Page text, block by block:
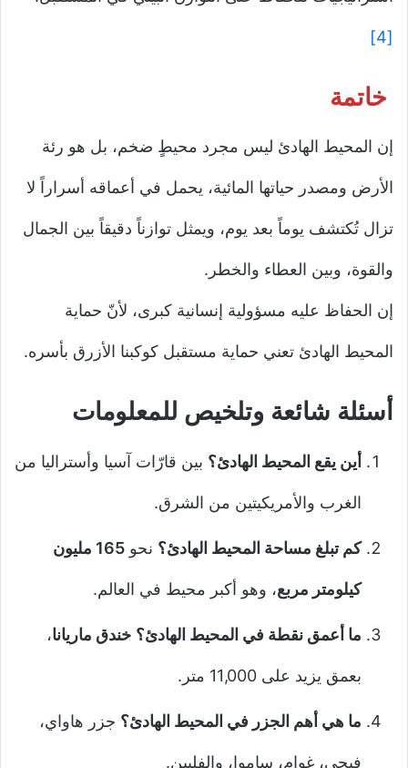
[4]
خاتمة
إن المحيط الهادئ ليس مجرد محيطٍ ضخم، بل هو رئة
الأرض ومصدر حياتها المائية، يحمل في أعماقه أسراراً لا
تزال تُكتشف يوماً بعد يوم، ويمثل توازناً دقيقاً بين الجمال
والقوة، وبين العطاء والخطر.
إن الحفاظ عليه مسؤولية إنسانية كبرى، لأنّ حماية
المحيط الهادئ تعني حماية مستقبل كوكبنا الأزرق بأسره.
أسئلة شائعة وتلخيص للمعلومات
أين يقع المحيط الهادئ؟ بين قارّات آسيا وأستراليا من
الغرب والأمريكيتين من الشرق.
كم تبلغ مساحة المحيط الهادئ؟ نحو 165 مليون
كيلومتر مربع، وهو أكبر محيط في العالم.
ما أعمق نقطة في المحيط الهادئ؟ خندق ماريانا،
بعمق يزيد على 11,000 متر.
ما هي أهم الجزر في المحيط الهادئ؟ جزر هاواي،
فيجي، غوام، ساموا، والفلبين.